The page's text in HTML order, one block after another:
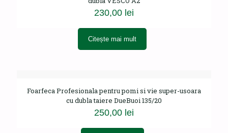
230,00 lei
Citește mai mult
Foarfeca Profesionala pentru pomi si vie super-usoara
cu dubla taiere DueBuoi 135/20
250,00 lei